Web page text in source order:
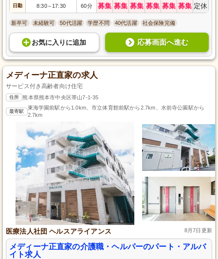
日勤 8:30～ 17:30 60分 募集 募集 募集 募集 募集 募集 定休
新卒可 未経験可 50代活躍 学歴不問 40代活躍 社会保険完備
お気に入り に追加 応募画面へ進む
メディーナ正直家の求人
サービス付き高齢者向け住宅
住所 熊本県熊本市中央区帯山7-1-35
最寄駅
東海学園前駅から1.0km、市立体育館前駅から2.7km、水前寺公園駅から
2.7km
医療法人社団 ヘルスアライアンス 8月7日更新
メディーナ正直家の介護職・ヘルパーのパート・アルバ
イト求人